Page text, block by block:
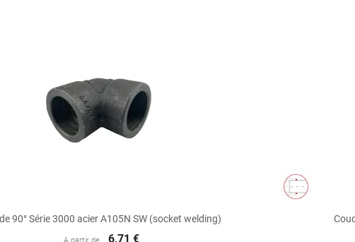
 Aperçu rapide
90° Série 3000 acier A105N SW (socket welding)
6,71 €